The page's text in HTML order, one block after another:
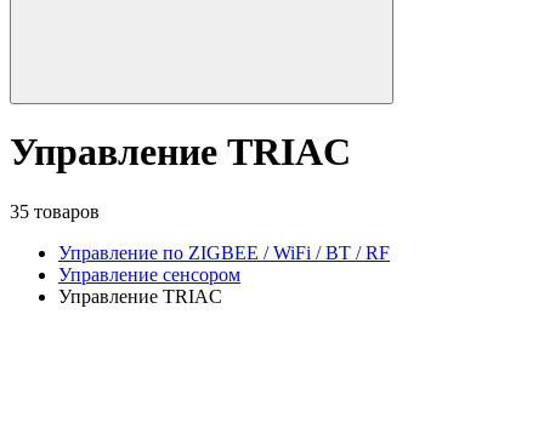
Управление TRIAC
35 товаров
Управление по ZIGBEE / WiFi / BT / RF
Управление сенсором
Управление TRIAC